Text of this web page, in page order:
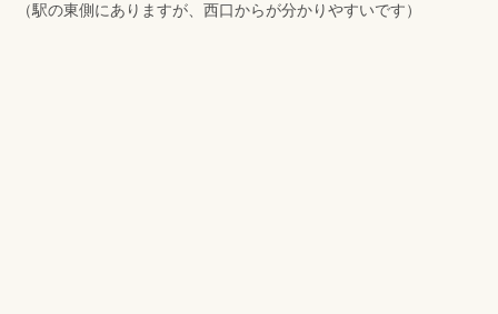
（駅の東側にありますが、西口からが分かりやすいです）